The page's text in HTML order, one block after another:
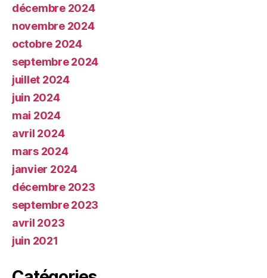
décembre 2024
novembre 2024
octobre 2024
septembre 2024
juillet 2024
juin 2024
mai 2024
avril 2024
mars 2024
janvier 2024
décembre 2023
septembre 2023
avril 2023
juin 2021